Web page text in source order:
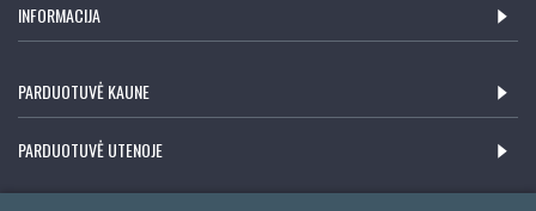
INFORMACIJA
PARDUOTUVĖ KAUNE
PARDUOTUVĖ UTENOJE